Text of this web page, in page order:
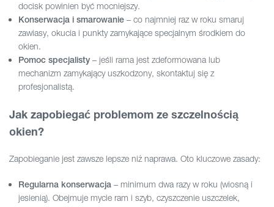
docisk powinien być mocniejszy.
Konserwacja i smarowanie – co najmniej raz w roku smaruj
zawiasy, okucia i punkty zamykające specjalnym środkiem do
okien.
Pomoc specjalisty – jeśli rama jest zdeformowana lub
mechanizm zamykający uszkodzony, skontaktuj się z
profesjonalistą.
Jak zapobiegać problemom ze szczelnością
okien?
Zapobieganie jest zawsze lepsze niż naprawa. Oto kluczowe zasady:
Regularna konserwacja – minimum dwa razy w roku (wiosną i
jesienią). Obejmuje mycie ram i szyb, czyszczenie uszczelek,